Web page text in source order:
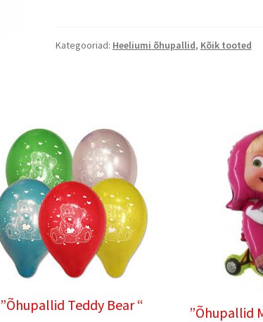
kogus
Kategooriad: Heeliumi õhupallid, Kõik tooted
”Õhupallid Teddy Bear “ ”Õhupallid